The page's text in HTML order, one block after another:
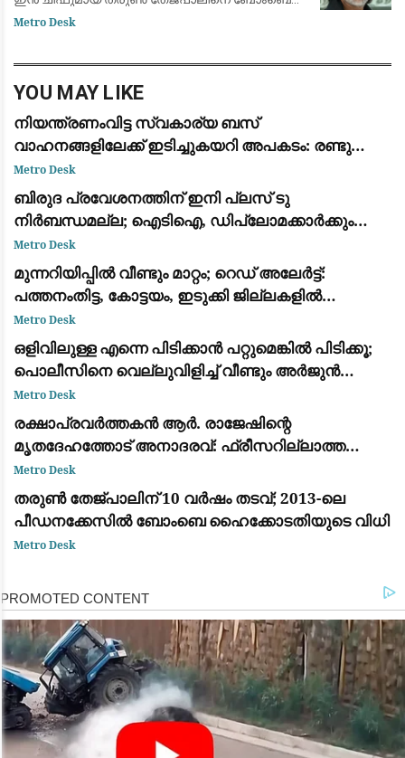
ഹൈക്കോടതി കുറ്റക്കാരനായി കണ്ടെത്തി 10
Metro Desk
YOU MAY LIKE
നിയന്ത്രണംവിട്ട സ്വകാര്യ ബസ്
വാഹനങ്ങളിലേക്ക് ഇടിച്ചുകയറി അപകടം: രണ്ടു
മരണം, എട്ട് പേർക്ക് പരിക്ക്
Metro Desk
ബിരുദ പ്രവേശനത്തിന് ഇനി പ്ലസ് ടു
നിർബന്ധമല്ല; ഐടിഐ, ഡിപ്ലോമക്കാർക്കും
അവസരം നൽകി ഉന്നത വിദ്യാഭ്യാസ വകുപ്പ്
ഉത്തരവിറക്കി
Metro Desk
മുന്നറിയിപ്പില്‍ വീണ്ടും മാറ്റം; റെഡ് അലേർട്ട്:
പത്തനംതിട്ട, കോട്ടയം, ഇടുക്കി ജില്ലകളില്‍
അതിതീവ്രമാകും
Metro Desk
ഒളിവിലുള്ള എന്നെ പിടിക്കാൻ പറ്റുമെങ്കിൽ പിടിക്കൂ;
പൊലീസിനെ വെല്ലുവിളിച്ച് വീണ്ടും അർജുൻ
ആയങ്കി
Metro Desk
രക്ഷാപ്രവർത്തകൻ ആർ. രാജേഷിന്റെ
മൃതദേഹത്തോട് അനാദരവ്: ഫ്രീസറില്ലാത്ത
ആംബുലൻസിൽ കൊണ്ടുപോയത് ചാവക്കാട് വരെ;
ഒടുവിൽ വാഹനം മാറ്റി
Metro Desk
തരുൺ തേജ്പാലിന് 10 വർഷം തടവ്; 2013-ലെ
പീഡനക്കേസിൽ ബോംബെ ഹൈക്കോടതിയുടെ വിധി
Metro Desk